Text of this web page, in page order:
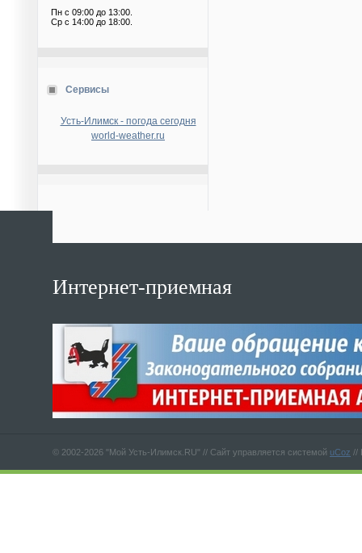
Пн с 09:00 до 13:00.
Ср с 14:00 до 18:00.
Сервисы
Усть-Илимск - погода сегодня
world-weather.ru
Интернет-приемная
© 2002-2026 "Мой Усть-Илимск.RU" // Сайт управляется системой uCoz //